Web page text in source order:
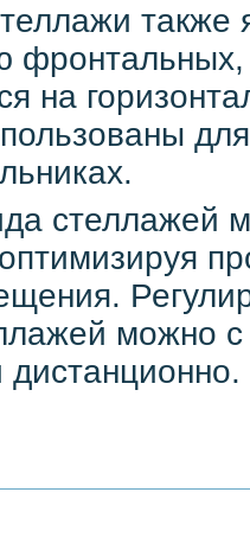
также
на
стеллажей
можно